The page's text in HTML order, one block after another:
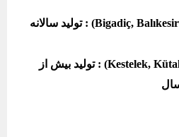
بیگادیچ، بالیک اسیر (Bigadiç, Balıkesir) : تولید سالانه
کستلک، کوتاهیا (Kestelek, Kütahya) : تولید بیش از